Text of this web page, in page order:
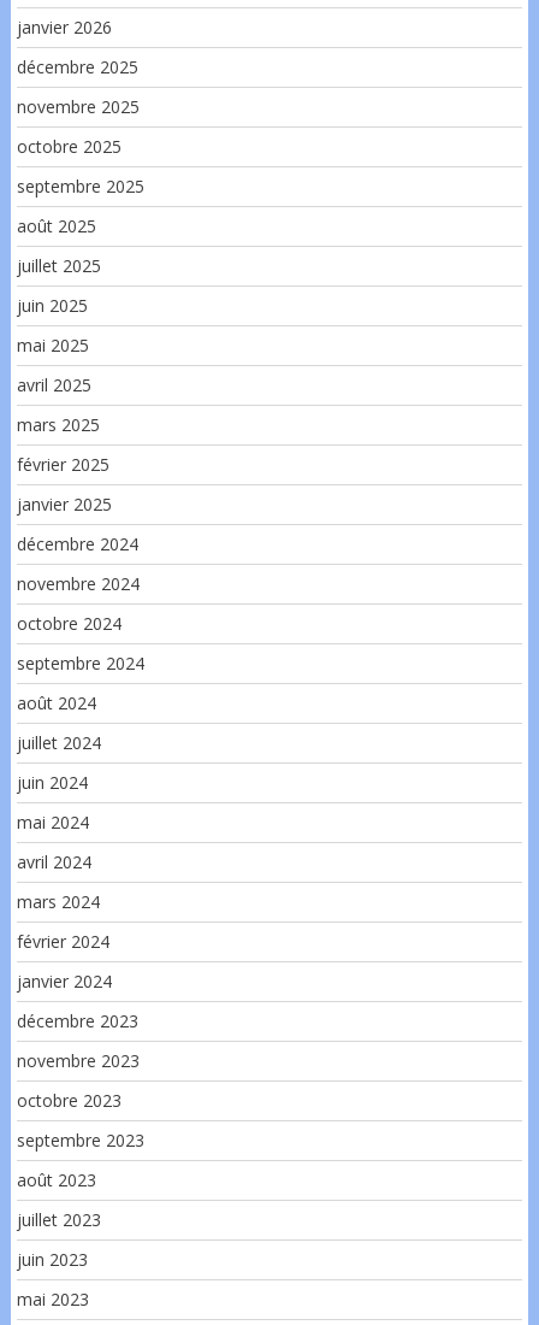
janvier 2026
décembre 2025
novembre 2025
octobre 2025
septembre 2025
août 2025
juillet 2025
juin 2025
mai 2025
avril 2025
mars 2025
février 2025
janvier 2025
décembre 2024
novembre 2024
octobre 2024
septembre 2024
août 2024
juillet 2024
juin 2024
mai 2024
avril 2024
mars 2024
février 2024
janvier 2024
décembre 2023
novembre 2023
octobre 2023
septembre 2023
août 2023
juillet 2023
juin 2023
mai 2023